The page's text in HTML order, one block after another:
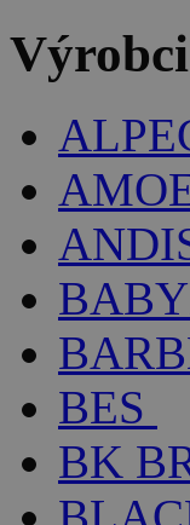
Výrobci
BES
BK